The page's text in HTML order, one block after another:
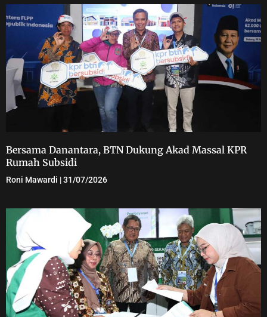
Bersama Danantara, BTN Dukung Akad Massal KPR
Rumah Subsidi
Roni Mawardi 31/07/2026